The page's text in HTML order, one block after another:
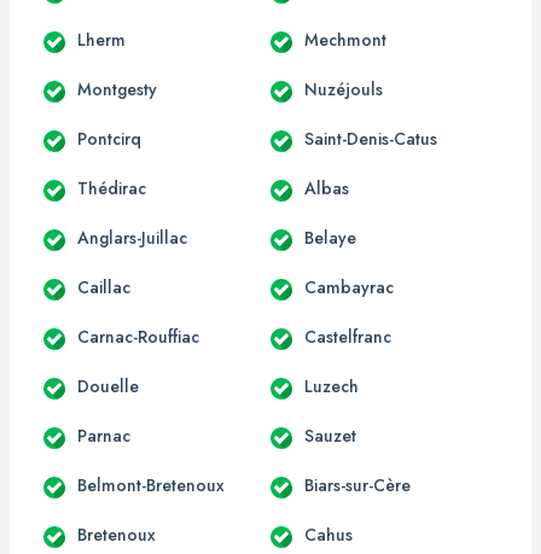
Lherm Mechmont
Montgesty Nuzéjouls
Pontcirq Saint-Denis-Catus
Thédirac Albas
Anglars-Juillac Belaye
Caillac Cambayrac
Carnac-Rouffiac Castelfranc
Douelle Luzech
Parnac Sauzet
Belmont-Bretenoux Biars-sur-Cère
Bretenoux Cahus